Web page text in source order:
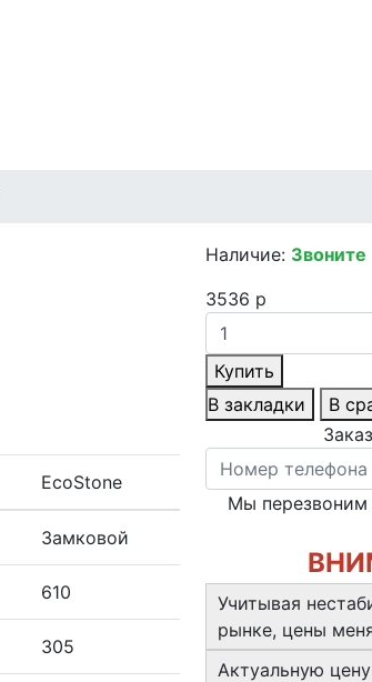
EcoStone
Замковой
610
305
Наличие: Звоните
3536 р
Купить
В закладки
В
Мы перезвоним
Учитывая
рынке, цены
Актуальную